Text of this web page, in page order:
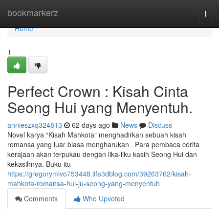
bookmarkerz
Home
Home
1
Perfect Crown : Kisah Cinta
Seong Hui yang Menyentuh.
annieszxq324813 62 days ago News
Discuss
Novel karya “Kisah Mahkota" menghadirkan sebuah kisah
romansa yang luar biasa mengharukan . Para pembaca cerita
kerajaan akan terpukau dengan lika-liku kasih Seong Hui dan
kekasihnya. Buku itu
https://gregorymlvo753448.life3dblog.com/39263762/kisah-
mahkota-romansa-hui-ju-seong-yang-menyentuh
Comments
Who Upvoted